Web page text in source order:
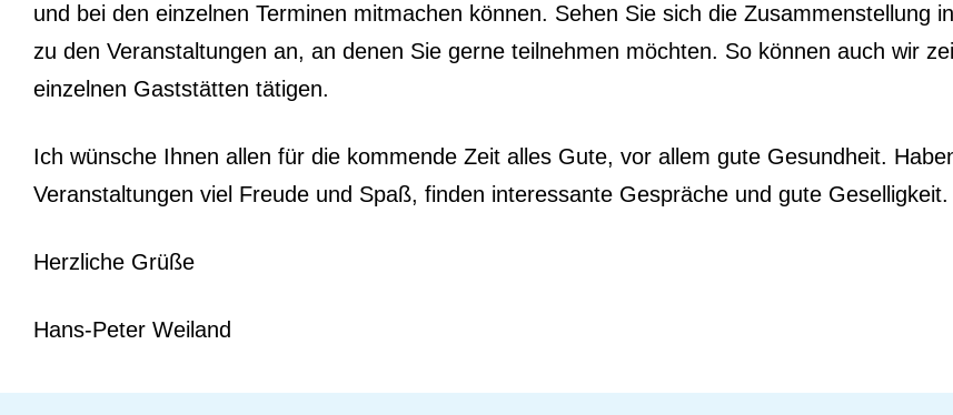
und bei den einzelnen Terminen mitmachen können. Sehen Sie sich die Zusammenstellung
zu den Veranstaltungen an, an denen Sie gerne teilnehmen möchten. So können auch wir
einzelnen Gaststätten tätigen.
Ich wünsche Ihnen allen für die kommende Zeit alles Gute, vor allem gute Gesundheit.
Veranstaltungen viel Freude und Spaß, finden interessante Gespräche und gute Geselligkeit.
Herzliche Grüße
Hans-Peter Weiland